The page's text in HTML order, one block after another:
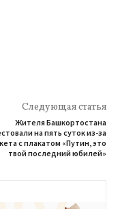
Следующая статья
Жителя Башкортостана
на пять суток из-за
с плакатом «Путин, это
твой последний юбилей»